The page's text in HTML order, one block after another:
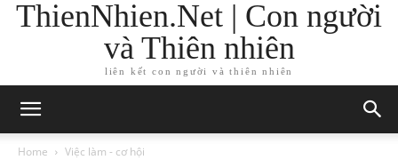
ThienNhien.Net | Con người
và Thiên nhiên
liên kết con người và thiên nhiên
Home Việc làm - cơ hội